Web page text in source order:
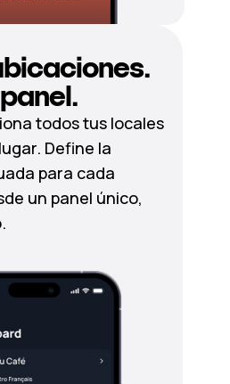
todos tus locales
Define la
para cada
un panel único,